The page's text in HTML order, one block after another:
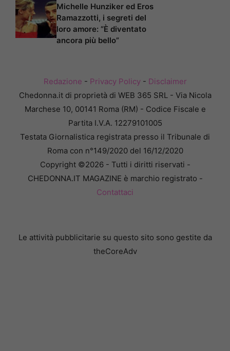
Michelle Hunziker ed Eros
Ramazzotti, i segreti del
loro amore: “È diventato
ancora più bello”
Redazione - Privacy Policy- Disclaimer
Chedonna.it di proprietà di WEB 365 SRL - Via Nicola
Marchese 10, 00141 Roma (RM) - Codice Fiscale e
Partita I.V.A. 12279101005
Testata Giornalistica registrata presso il Tribunale di
Roma con n°149/2020 del 16/12/2020
Copyright ©2026 - Tutti i diritti riservati -
CHEDONNA.IT MAGAZINE è marchio registrato -
Contattaci
Le attività pubblicitarie su questo sito sono gestite da
theCoreAdv